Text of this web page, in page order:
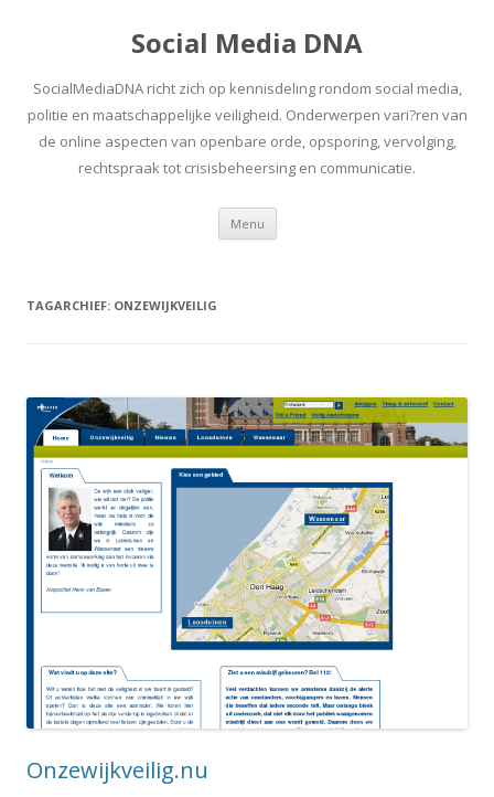
Social Media DNA
SocialMediaDNA richt zich op kennisdeling rondom social media,
politie en maatschappelijke veiligheid. Onderwerpen vari?ren van
de online aspecten van openbare orde, opsporing, vervolging,
rechtspraak tot crisisbeheersing en communicatie.
Menu Spring
inhoud
TAGARCHIEF: ONZEWIJKVEILIG
Onzewijkveilig.nu